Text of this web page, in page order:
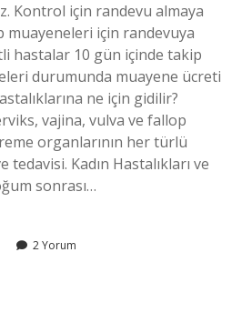
Kontrol için randevu almaya
muayeneleri için randevuya
hastalar 10 gün içinde takip
durumunda muayene ücreti
ne için gidilir?
vajina, vulva ve fallop
organlarının her türlü
tedavisi. Kadın Hastalıkları ve
sonrası…
2 Yorum